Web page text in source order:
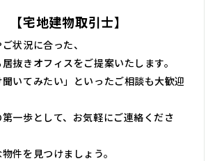
宅地建物取引士】
状況に合った、
抜きオフィスをご提案いたします。
聞いてみたい」といったご相談も大歓迎
一歩として、お気軽にご連絡くださ
件を見つけましょう。